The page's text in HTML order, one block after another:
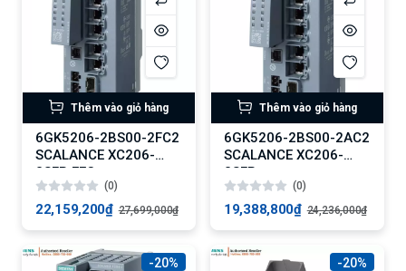
Thêm vào giỏ hàng
6GK5206-2BS00-2FC2
SCALANCE XC206-
2SFP EEC
(0)
22,159,200₫ 27,699,000₫
Thêm vào giỏ hàng
6GK5206-2BS00-2AC2
SCALANCE XC206-
2SFP
(0)
19,388,800₫ 24,236,000₫
-20% -20%